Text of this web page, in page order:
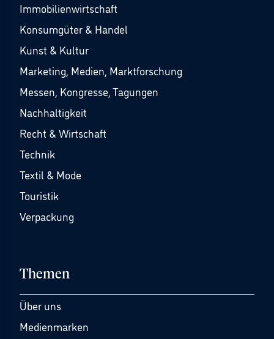
Immobilienwirtschaft
Konsumgüter & Handel
Kunst & Kultur
Marketing, Medien, Marktforschung
Messen, Kongresse, Tagungen
Nachhaltigkeit
Recht & Wirtschaft
Technik
Textil & Mode
Touristik
Verpackung
Themen
Über uns
Medienmarken